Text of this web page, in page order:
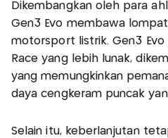
Dikembangkan oleh para
Gen3 Evo membawa
motorsport listrik. Gen3 Evo
Race yang lebih lunak,
yang memungkinkan
daya cengkeram puncak
Selain itu, keberlanjutan